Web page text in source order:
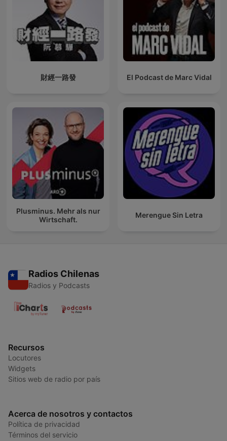
財經一路發 El Podcast de Marc Vidal
Plusminus. Mehr als nur
Wirtschaft.
Merengue Sin Letra
Radios Chilenas
Radios y Podcasts
Recursos
Locutores
Widgets
Sitios web de radio por país
Acerca de nosotros y contactos
Política de privacidad
Términos del servicio